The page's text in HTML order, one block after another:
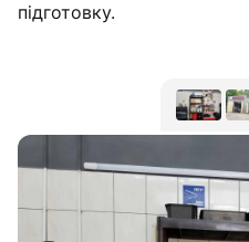
підготовку.